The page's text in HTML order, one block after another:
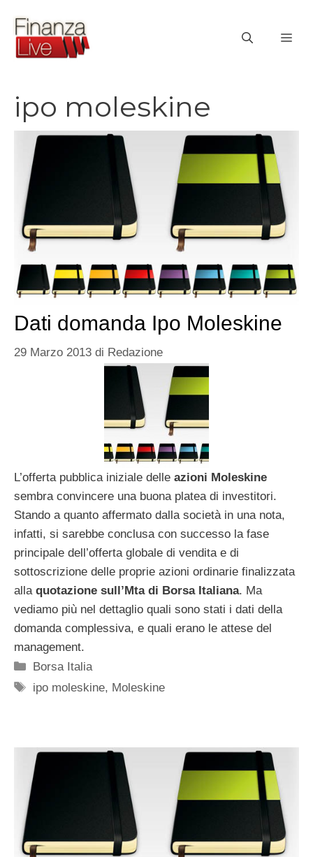
contenuto
ipo moleskine
Dati domanda Ipo Moleskine
29 Marzo 2013 di Redazione
L’offerta pubblica iniziale delle azioni Moleskine
sembra convincere una buona platea di investitori.
Stando a quanto affermato dalla società in una nota,
infatti, si sarebbe conclusa con successo la fase
principale dell’offerta globale di vendita e di
sottoscrizione delle proprie azioni ordinarie finalizzata
alla quotazione sull’Mta di Borsa Italiana. Ma
vediamo più nel dettaglio quali sono stati i dati della
domanda complessiva, e quali erano le attese del
management.
Categorie
Borsa Italia
Tag
ipo moleskine, Moleskine